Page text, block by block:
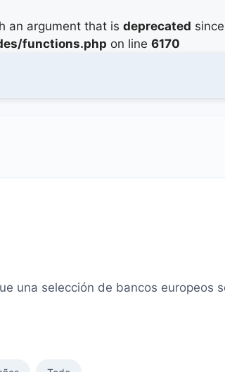
an argument that is deprecated
functions.php on line 6170
una selección de bancos europeos